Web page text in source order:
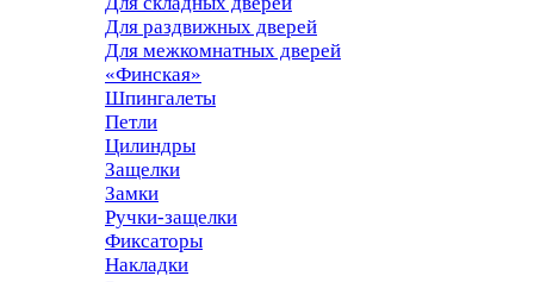
Для раздвижных дверей
Для межкомнатных дверей
«Финская»
Шпингалеты
Петли
Цилиндры
Защелки
Замки
Ручки-защелки
Фиксаторы
Накладки